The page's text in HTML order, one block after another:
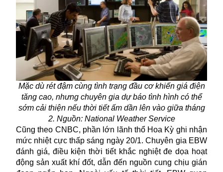
Mặc dù rét đậm cùng tình trạng đầu cơ khiến giá điện
tăng cao, nhưng chuyên gia dự báo tình hình có thể
sớm cải thiện nếu thời tiết ấm dần lên vào giữa tháng
2. Nguồn: National Weather Service
Cũng theo CNBC, phần lớn lãnh thổ Hoa Kỳ ghi nhận
mức nhiệt cực thấp sáng ngày 20/1. Chuyên gia EBW
đánh giá, điều kiện thời tiết khắc nghiệt đe dọa hoạt
động sản xuất khí đốt, dẫn đến nguồn cung chịu gián